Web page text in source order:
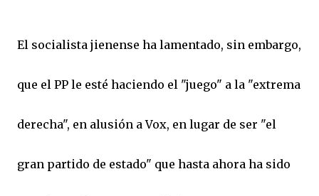
El socialista jienense ha lamentado, sin embargo,
que el PP le esté haciendo el "juego" a la "extrema
derecha", en alusión a Vox, en lugar de ser "el
gran partido de estado" que hasta ahora ha sido